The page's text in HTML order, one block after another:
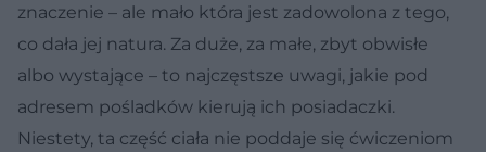
znaczenie – ale mało która jest zadowolona z tego,
co dała jej natura. Za duże, za małe, zbyt obwisłe
albo wystające – to najczęstsze uwagi, jakie pod
adresem pośladków kierują ich posiadaczki.
Niestety, ta część ciała nie poddaje się ćwiczeniom